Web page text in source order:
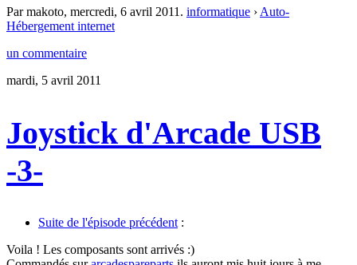
Par makoto, mercredi, 6 avril 2011 . informatique › Auto-
Hébergement internet
un commentaire
mardi, 5 avril 2011
Joystick d'Arcade USB
-3-
Suite de l'épisode précédent :
Voila ! Les composants sont arrivés :)